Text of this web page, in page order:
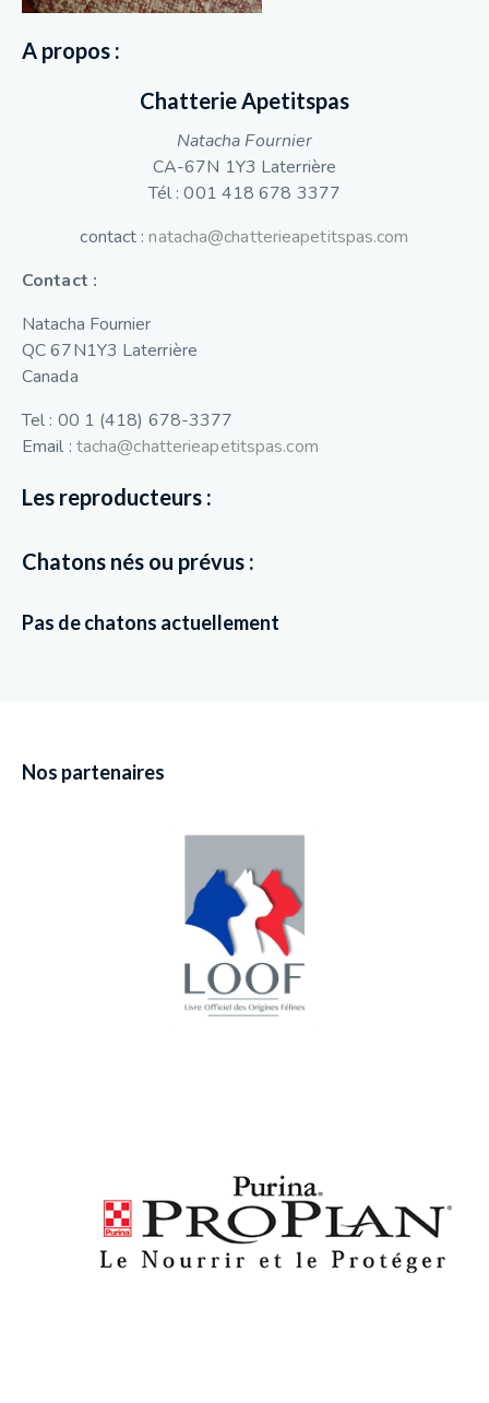
A propos :
Chatterie Apetitspas
Natacha Fournier
CA-67N 1Y3 Laterrière
Tél : 001 418 678 3377
contact :natacha@chatterieapetitspas.com
Contact :
Natacha Fournier
QC 67N1Y3 Laterrière
Canada
Tel : 00 1 (418) 678-3377‬
Email : tacha@chatterieapetitspas.com
Les reproducteurs :
Chatons nés ou prévus :
Pas de chatons actuellement
Nos partenaires